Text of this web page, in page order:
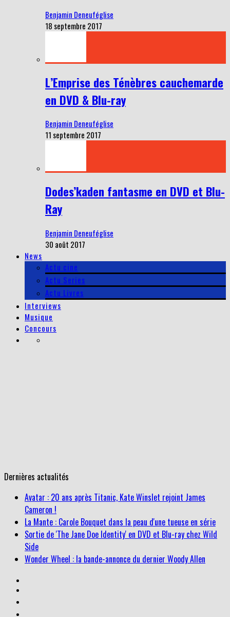
Benjamin Deneuféglise
18 septembre 2017
L’Emprise des Ténèbres cauchemarde
en DVD & Blu-ray
Benjamin Deneuféglise
11 septembre 2017
Dodes’kaden fantasme en DVD et Blu-
Ray
Benjamin Deneuféglise
30 août 2017
News
Actu cine
Actu Series
Actu Livres
Interviews
Musique
Concours
Dernières actualités
Avatar : 20 ans après Titanic, Kate Winslet rejoint James
Cameron !
La Mante : Carole Bouquet dans la peau d'une tueuse en série
Sortie de 'The Jane Doe Identity' en DVD et Blu-ray chez Wild
Side
Wonder Wheel : la bande-annonce du dernier Woody Allen